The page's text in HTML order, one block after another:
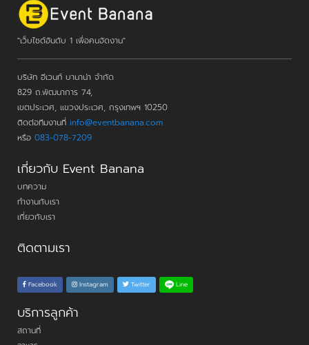
"เว็บไซต์อันดับ 1 เพื่อคนจัดงาน"
บริษัท อีเวนท์ บานาน่า จำกัด
829 ถ.พัฒนาการ 74,
เขตประเวศ, แขวงประเวศ, กรุงเทพฯ 10250
ติดต่อทีมงานที่ info@eventbanana.com
หรือ 083-078-7209
เกี่ยวกับ Event Banana
บทความ
ทำงานกับเรา
เกี่ยวกับเรา
ติดตามเรา
Facebook Instagram Twitter Line
บริการลูกค้า
สถานที่